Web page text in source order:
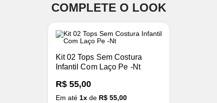
COMPLETE O LOOK
Kit 02 Tops Sem Costura
Infantil Com Laço Pe -Nt
R$ 55,00
Em até 1x de R$ 55,00